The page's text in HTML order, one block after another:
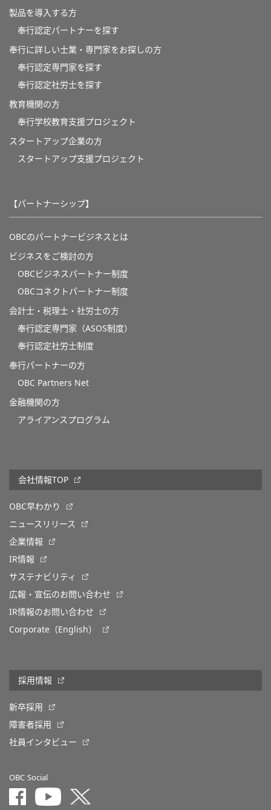
製品を導入する方
奉行認定パートナーを探す
奉行に詳しい士業・専門家をお探しの方
奉行認定専門家を探す
奉行認定社労士を探す
教育機関の方
奉⾏学校教育⽀援プロジェクト
スタートアップ企業の方
スタートアップ支援プロジェクト
【パートナーシップ】
OBCのパートナービジネスとは
ビジネスをご検討の方
OBCビジネスパートナー制度
OBCコネクトパートナー制度
会計士・税理士・社労士の方
奉行認定専門家（ASOS制度）
奉行認定社労士制度
奉行パートナーの方
OBC Partners Net
金融機関の方
アライアンスプログラム
会社情報TOP
OBC早わかり
ニュースリリース
企業情報
IR情報
サステナビリティ
広報・宣伝のお問い合わせ
IR情報のお問い合わせ
Corporate（English）
採用情報
新卒採用
障害者採用
社員インタビュー
OBC Social